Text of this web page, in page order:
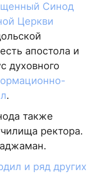
Синод
Церкви
апостола и
духовного
.
также
ректора.
и ряд других